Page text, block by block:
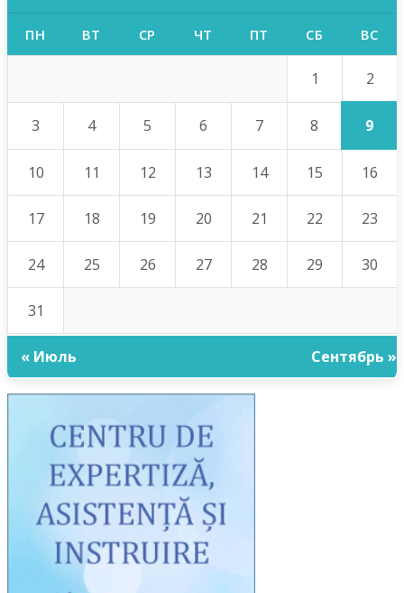
ПН ВТ СР ЧТ ПТ СБ ВС
1 2
3 4 5 6 7 8 9
10 11 12 13 14 15 16
17 18 19 20 21 22 23
24 25 26 27 28 29 30
31
« Июль Сентябрь »